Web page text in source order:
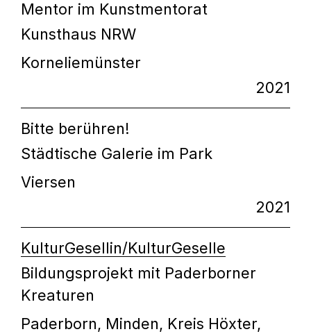
Mentor im Kunstmentorat
Kunsthaus NRW
Korneliemünster
2021
Bitte berühren!
Städtische Galerie im Park
Viersen
2021
KulturGesellin/KulturGeselle
Bildungsprojekt mit Paderborner
Kreaturen
Paderborn, Minden, Kreis Höxter,